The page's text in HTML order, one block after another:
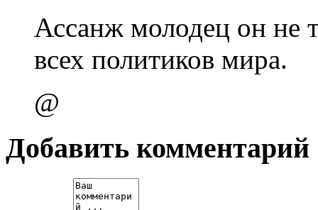
Ассанж молодец он не
всех политиков мира.
@
Добавить комментарий